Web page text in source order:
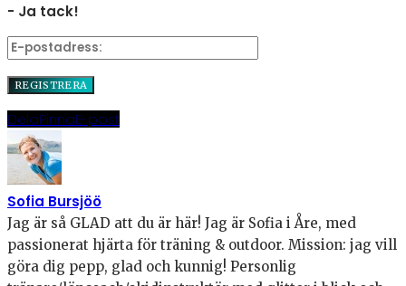
- Ja tack!
DelaPinnaE-post
Sofia Bursjöö
Jag är så GLAD att du är här! Jag är Sofia i Åre, med
passionerat hjärta för träning & outdoor. Mission: jag vill
göra dig pepp, glad och kunnig! Personlig